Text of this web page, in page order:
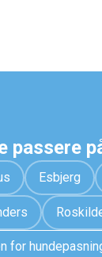
passere
Esbjerg
for